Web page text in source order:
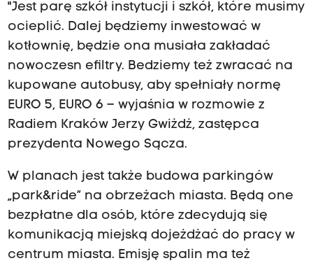
"Jest parę szkół instytucji i szkół, które musimy
ocieplić. Dalej będziemy inwestować w
kotłownię, będzie ona musiała zakładać
nowoczesn efiltry. Bedziemy też zwracać na
kupowane autobusy, aby spełniały normę
EURO 5, EURO 6 – wyjaśnia w rozmowie z
Radiem Kraków Jerzy Gwiżdż, zastępca
prezydenta Nowego Sącza.
W planach jest także budowa parkingów
„park&ride” na obrzeżach miasta. Będą one
bezpłatne dla osób, które zdecydują się
komunikacją miejską dojeżdżać do pracy w
centrum miasta. Emisję spalin ma też